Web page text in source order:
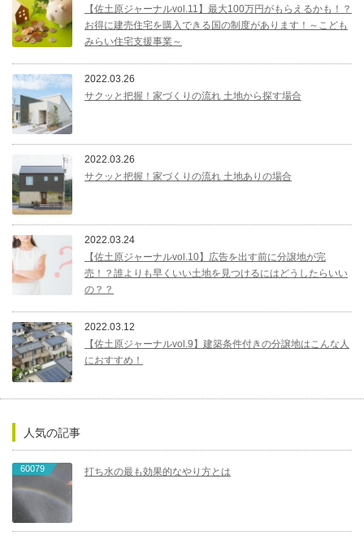
【佐土原ジャーナルvol.11】最大100万円がもらえるかも！？
お得に建売住宅を購入できる国の制度があります！～こども
みらい住宅支援事業～
2022.03.26
サクッと把握！家づくりの流れ 土地から探す場合
2022.03.26
サクッと把握！家づくりの流れ 土地ありの場合
2022.03.24
【佐土原ジャーナルvol.10】広告を出す前に分譲地が完
売！？誰よりも早くいい土地を見つけるにはどうしたらいい
の？？
2022.03.12
【佐土原ジャーナルvol.9】建築条件付きの分譲地はこんな人
におすすめ！
人気の記事
60079 打ち水の最も効果的なやり方とは